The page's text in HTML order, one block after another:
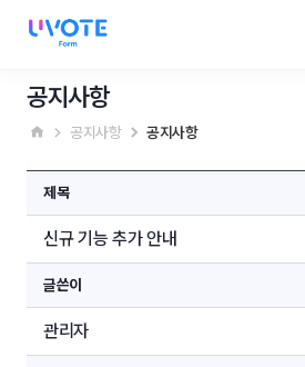
공지사항
공지사항 공지사항
제목
신규 기능 추가 안내
글쓴이
관리자